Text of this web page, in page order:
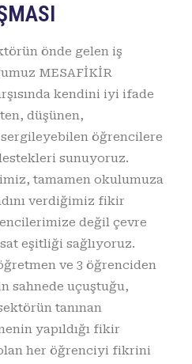
önde gelen iş
MESAFİKİR
kendini iyi ifade
düşünen,
öğrencilere
sunuyoruz.
tamamen okulumuza
verdiğimiz fikir
değil çevre
eşitliği sağlıyoruz.
ve 3 öğrenciden
sahnede uçuştuğu,
tanınan
yapıldığı fikir
her öğrenciyi fikrini